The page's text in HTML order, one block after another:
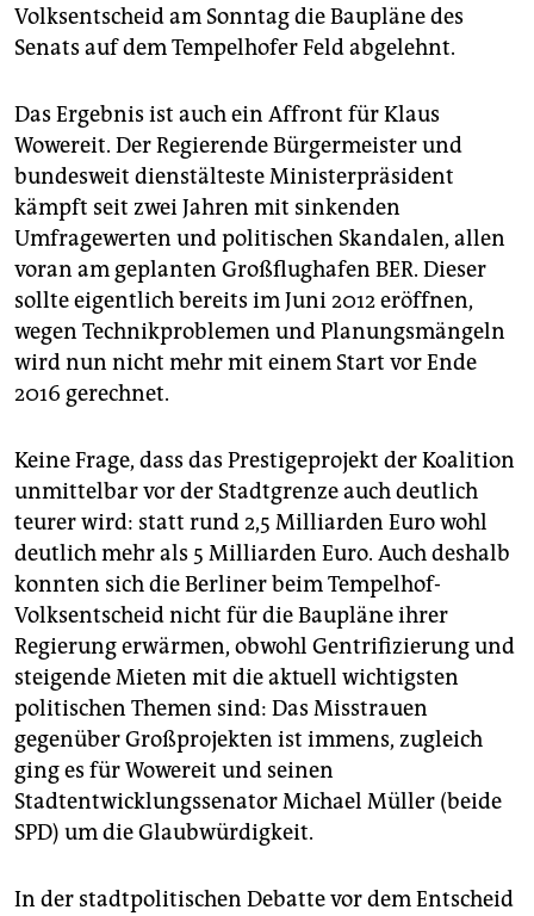
verlag
shop
fragen & hilfe
unterstützen
genossenschaft
epaper login
Volksentscheid am Sonntag die Baupläne des
Senats auf dem Tempelhofer Feld abgelehnt.
Das Ergebnis ist auch ein Affront für Klaus
Wowereit. Der Regierende Bürgermeister und
bundesweit dienstälteste Ministerpräsident
kämpft seit zwei Jahren mit sinkenden
Umfragewerten und politischen Skandalen, allen
voran am geplanten Großflughafen BER. Dieser
sollte eigentlich bereits im Juni 2012 eröffnen,
wegen Technikproblemen und Planungsmängeln
wird nun nicht mehr mit einem Start vor Ende
2016 gerechnet.
Keine Frage, dass das Prestigeprojekt der Koalition
unmittelbar vor der Stadtgrenze auch deutlich
teurer wird: statt rund 2,5 Milliarden Euro wohl
deutlich mehr als 5 Milliarden Euro. Auch deshalb
konnten sich die Berliner beim Tempelhof-
Volksentscheid nicht für die Baupläne ihrer
Regierung erwärmen, obwohl Gentrifizierung und
steigende Mieten mit die aktuell wichtigsten
politischen Themen sind: Das Misstrauen
gegenüber Großprojekten ist immens, zugleich
ging es für Wowereit und seinen
Stadtentwicklungssenator Michael Müller (beide
SPD) um die Glaubwürdigkeit.
In der stadtpolitischen Debatte vor dem Entscheid